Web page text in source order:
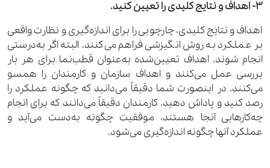
3- اهداف و نتایج کلیدی را تعیین کنید.
اهداف و نتایج کلیدی، چارچوبی را برای اندازه‌گیری و نظارت واقعی
بر عملکرد به روش انگیزشی فراهم می‌کنند. البته اگر به‌درستی
انجام شوند. اهداف تعیین‌شده به‌عنوان قطب‌نما برای هر بار
بررسی عمل می‌کنند و اهداف سازمان و کارمندان را همسو
می‌کنند. در اینصورت شما دقیقاً می‌دانید که چگونه عملکرد را
رصد کنید و پاداش دهید. کارمندان دقیقاً می‌دانند که برای انجام
چه‌کارهایی آنجا هستند، موفقیت چگونه به‌دست می‌آید و
عملکرد آنها چگونه اندازه‌گیری می‌شود.